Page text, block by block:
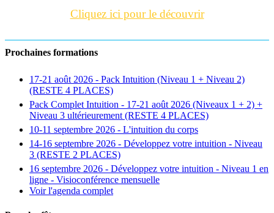
Cliquez ici pour le découvrir
Prochaines formations
17-21 août 2026 - Pack Intuition (Niveau 1 + Niveau 2)
(RESTE 4 PLACES)
Pack Complet Intuition - 17-21 août 2026 (Niveaux 1 + 2) +
Niveau 3 ultérieurement (RESTE 4 PLACES)
10-11 septembre 2026 - L'intuition du corps
14-16 septembre 2026 - Développez votre intuition - Niveau
3 (RESTE 2 PLACES)
16 septembre 2026 - Développez votre intuition - Niveau 1 en
ligne - Visioconférence mensuelle
Voir l'agenda complet